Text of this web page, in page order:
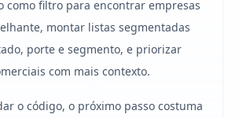
como filtro para encontrar empresas
montar listas segmentadas
porte e segmento, e priorizar
com mais contexto.
o código, o próximo passo costuma